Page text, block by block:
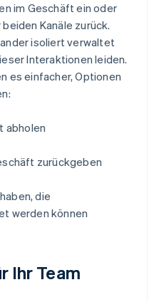
im Geschäft ein oder
Kanäle zurück.
isoliert verwaltet
Interaktionen leiden.
es einfacher, Optionen
abholen
zurückgeben
die
werden können
Ihr Team